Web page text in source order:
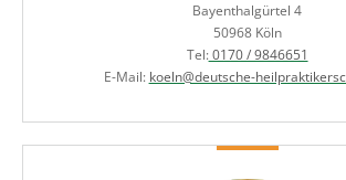
Bayenthalgürtel 4
50968 Köln
Tel:0170 / 9846651
E-Mail: koeln@deutsche-